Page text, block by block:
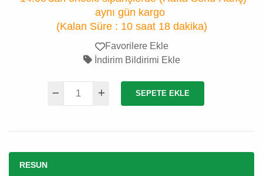
aynı gün kargo
(Kalan Süre : 10 saat 18 dakika)
Favorilere Ekle
İndirim Bildirimi Ekle
SEPETE EKLE
RESUN